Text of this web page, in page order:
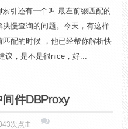
引还有一个叫 最左前缀匹配的
慢查询的问题。今天，有这样
配的时候 ，他已经帮你解析快
议，是不是很nice，好...
件DBProxy
次点击